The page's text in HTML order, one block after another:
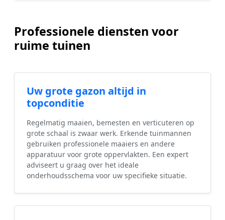
Professionele diensten voor
ruime tuinen
Uw grote gazon altijd in
topconditie
Regelmatig maaien, bemesten en verticuteren op
grote schaal is zwaar werk. Erkende tuinmannen
gebruiken professionele maaiers en andere
apparatuur voor grote oppervlakten. Een expert
adviseert u graag over het ideale
onderhoudsschema voor uw specifieke situatie.